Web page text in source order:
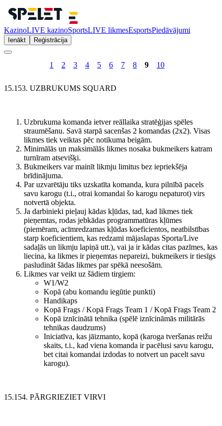
KazinoLIVE kazinoSportsLIVE likmesEsportsPiedāvājumi
Ienākt Reģistrācija
1 2 3 4 5 6 7 8 9 10
15.153. UZBRUKUMS SQUARD
Uzbrukuma komanda ietver reāllaika stratēģijas spēles
straumēšanu. Savā starpā sacenšas 2 komandas (2x2). Visas
likmes tiek veiktas pēc notikuma beigām.
Minimālās un maksimālās likmes nosaka bukmeikers katram
turnīram atsevišķi.
Bukmeikers var mainīt likmju limitus bez iepriekšēja
brīdinājuma.
Par uzvarētāju tiks uzskatīta komanda, kura pilnībā pacels
savu karogu (t.i., otrai komandai šo karogu nepaturot) virs
notvertā objekta.
Ja darbinieki pieļauj kādas kļūdas, tad, kad likmes tiek
pieņemtas, rodas jebkādas programmatūras kļūmes
(piemēram, acīmredzamas kļūdas koeficientos, neatbilstības
starp koeficientiem, kas redzami mājaslapas Sporta/Live
sadaļās un likmju lapiņā utt.), vai ja ir kādas citas pazīmes, kas
liecina, ka likmes ir pieņemtas nepareizi, bukmeikers ir tiesīgs
pasludināt šādas likmes par spēkā neesošām.
Likmes var veikt uz šādiem tirgiem:
W1/W2
Kopā (abu komandu iegūtie punkti)
Handikaps
Kopā Frags / Kopā Frags Team 1 / Kopā Frags Team 2
Kopā iznīcinātā tehnika (spēlē iznīcināmās militārās
tehnikas daudzums)
Iniciatīva, kas jāizmanto, kopā (karoga tveršanas reižu
skaits, t.i., kad viena komanda ir pacēlusi savu karogu,
bet citai komandai izdodas to notvert un pacelt savu
karogu).
15.154. PĀRGRIEZIET VIRVI